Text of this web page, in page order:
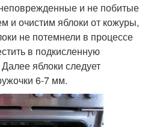
и не побитые
очистим яблоки от кожуры,
не потемнели в процессе
в подкисленную
яблоки следует
6-7 мм.